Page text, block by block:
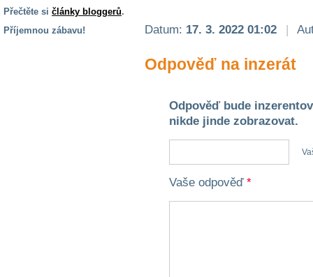
Přečtěte si články bloggerů.
Příjemnou zábavu!
Datum: 17. 3. 2022 01:02 |
Odpověď na inzerát
Odpověď bude
nikde jinde zobrazovat.
Vaše odpověď *